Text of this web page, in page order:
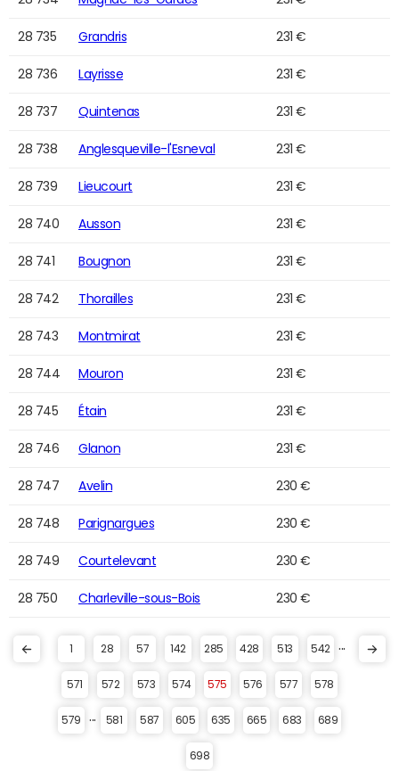
28 735 Grandris 231 €
28 736 Layrisse 231 €
28 737 Quintenas 231 €
28 738 Anglesqueville-l'Esneval 231 €
28 739 Lieucourt 231 €
28 740 Ausson 231 €
28 741 Bougnon 231 €
28 742 Thorailles 231 €
28 743 Montmirat 231 €
28 744 Mouron 231 €
28 745 Étain 231 €
28 746 Glanon 231 €
28 747 Avelin 230 €
28 748 Parignargues 230 €
28 749 Courtelevant 230 €
28 750 Charleville-sous-Bois 230 €
1 28 57 142 285 428 513 542
571 572 573 574 575 576 577 578
579 581 587 605 635 665 683 689
698